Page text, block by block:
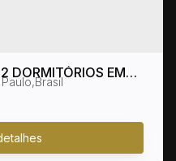
DORMITÓRIOS EM
SP,Brasil